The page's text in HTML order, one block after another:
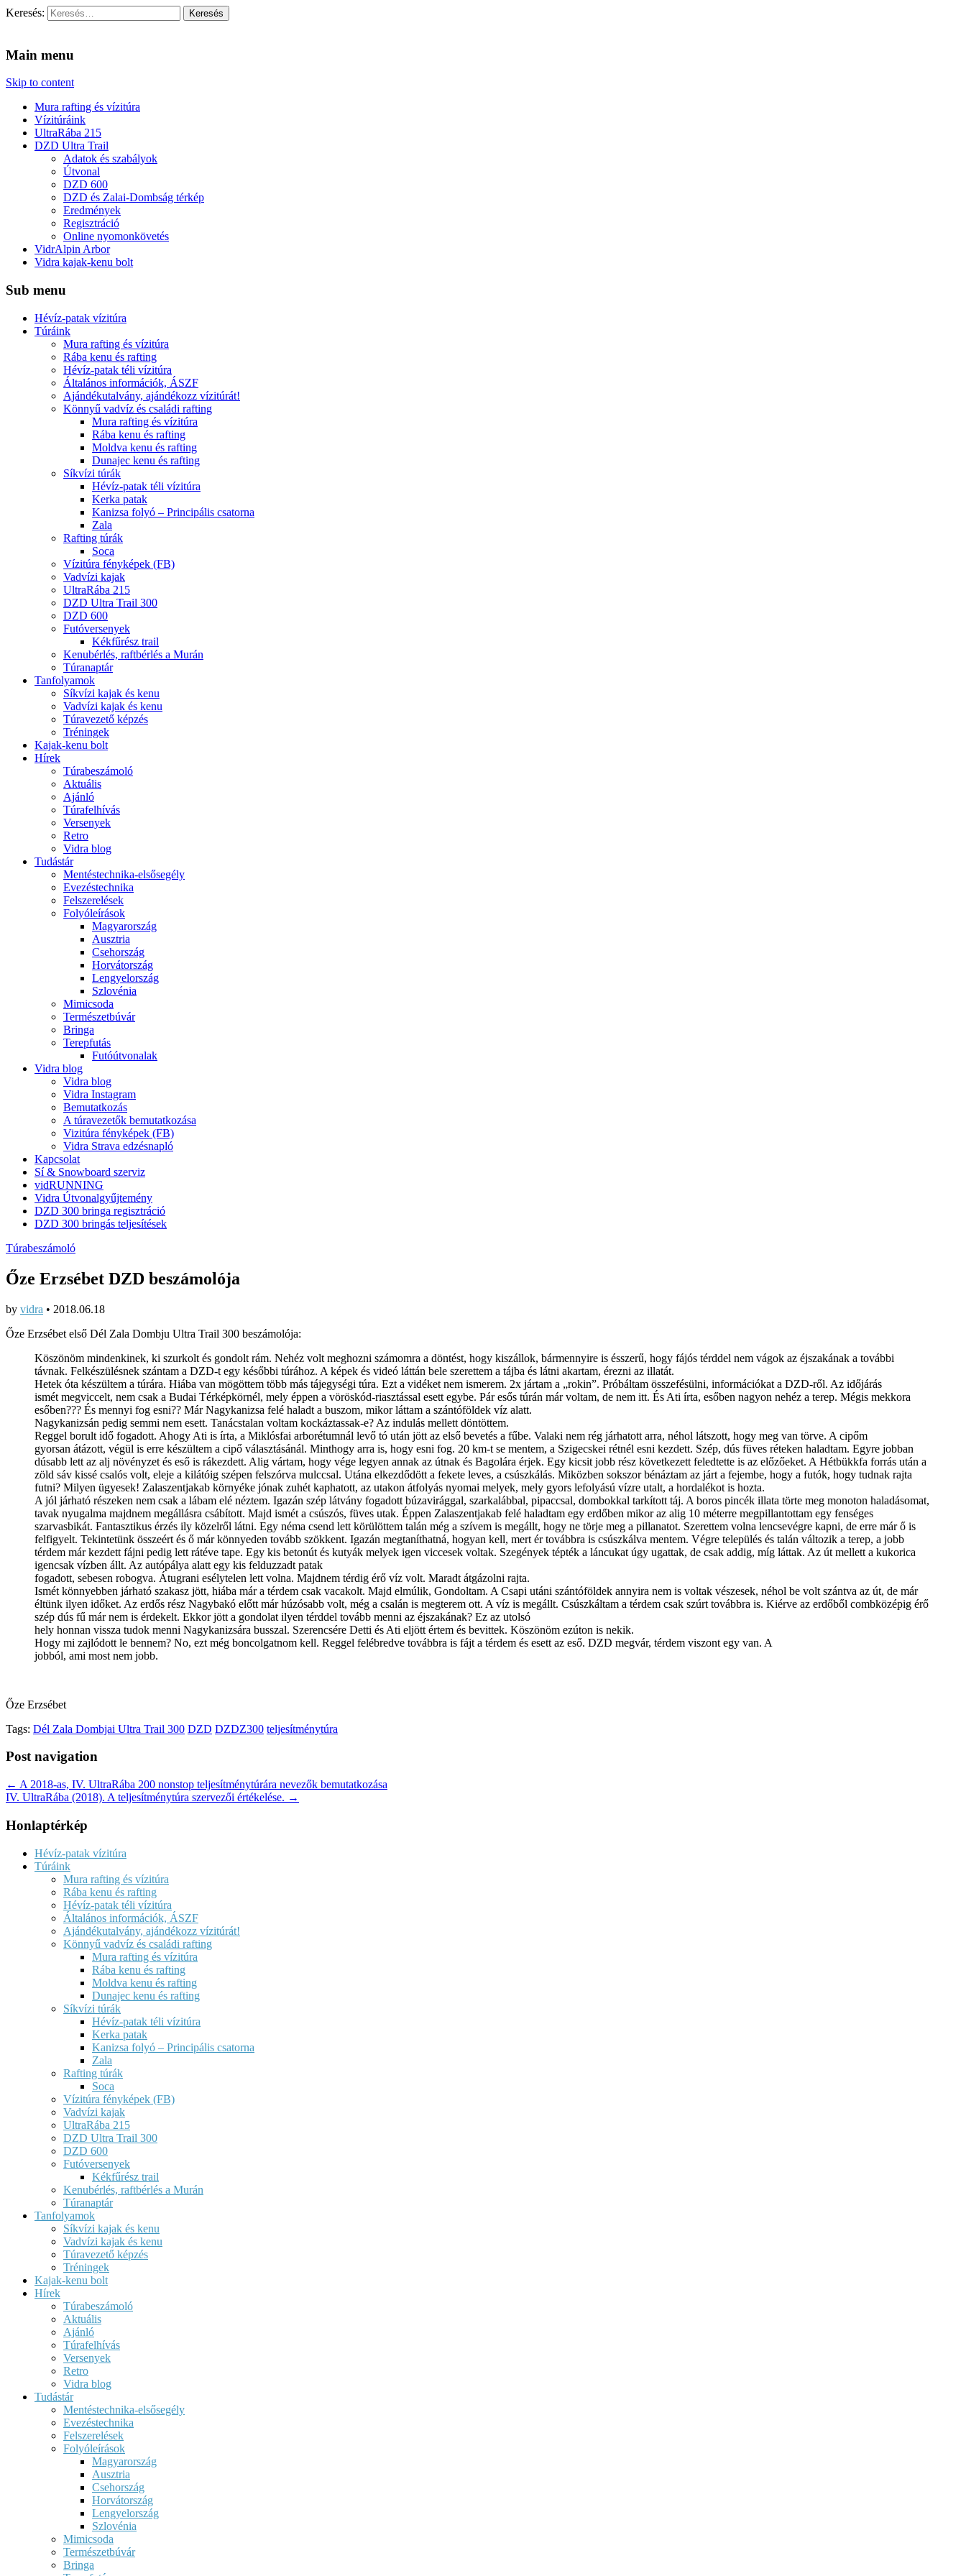
Keresés:
Main menu
Skip to content
Mura rafting és vízitúra
Vízitúráink
UltraRába 215
DZD Ultra Trail
Adatok és szabályok
Útvonal
DZD 600
DZD és Zalai-Dombság térkép
Eredmények
Regisztráció
Online nyomonkövetés
VidrAlpin Arbor
Vidra kajak-kenu bolt
Sub menu
Hévíz-patak vízitúra
Túráink
Mura rafting és vízitúra
Rába kenu és rafting
Hévíz-patak téli vízitúra
Általános információk, ÁSZF
Ajándékutalvány, ajándékozz vízitúrát!
Könnyű vadvíz és családi rafting
Mura rafting és vízitúra
Rába kenu és rafting
Moldva kenu és rafting
Dunajec kenu és rafting
Síkvízi túrák
Hévíz-patak téli vízitúra
Kerka patak
Kanizsa folyó – Principális csatorna
Zala
Rafting túrák
Soca
Vízitúra fényképek (FB)
Vadvízi kajak
UltraRába 215
DZD Ultra Trail 300
DZD 600
Futóversenyek
Kékfűrész trail
Kenubérlés, raftbérlés a Murán
Túranaptár
Tanfolyamok
Síkvízi kajak és kenu
Vadvízi kajak és kenu
Túravezető képzés
Tréningek
Kajak-kenu bolt
Hírek
Túrabeszámoló
Aktuális
Ajánló
Túrafelhívás
Versenyek
Retro
Vidra blog
Tudástár
Mentéstechnika-elsősegély
Evezéstechnika
Felszerelések
Folyóleírások
Magyarország
Ausztria
Csehország
Horvátország
Lengyelország
Szlovénia
Mimicsoda
Természetbúvár
Bringa
Terepfutás
Futóútvonalak
Vidra blog
Vidra blog
Vidra Instagram
Bemutatkozás
A túravezetők bemutatkozása
Vizitúra fényképek (FB)
Vidra Strava edzésnapló
Kapcsolat
Sí & Snowboard szerviz
vidRUNNING
Vidra Útvonalgyűjtemény
DZD 300 bringa regisztráció
DZD 300 bringás teljesítések
Túrabeszámoló
Őze Erzsébet DZD beszámolója
by vidra • 2018.06.18
Őze Erzsébet első Dél Zala Dombju Ultra Trail 300 beszámolója:
Köszönöm mindenkinek, ki szurkolt és gondolt rám. Nehéz volt meghozni számomra a döntést, hogy kiszállok, bármennyire is ésszerű, hogy fájós térddel nem vágok az éjszakának a további
távnak. Felkészülésnek szántam a DZD-t egy későbbi túrához. A képek és videó láttán bele szerettem a tájba és látni akartam, érezni az illatát.
Hetek óta készültem a túrára. Hiába van mögöttem több más tájegységi túra. Ezt a vidéket nem ismerem. 2x jártam a „rokin”. Próbáltam összefésülni, információkat a DZD-ről. Az időjárás
ismét megviccelt, nem csak a Budai Térképkörnél, mely éppen a vöröskód-riasztással esett egybe. Pár esős túrán már voltam, de nem itt. És Ati írta, esőben nagyon nehéz a terep. Mégis mekkora
esőben??? És mennyi fog esni?? Már Nagykanizsa felé haladt a buszom, mikor láttam a szántóföldek víz alatt.
Nagykanizsán pedig semmi nem esett. Tanácstalan voltam kockáztassak-e? Az indulás mellett döntöttem.
Reggel borult idő fogadott. Ahogy Ati is írta, a Miklósfai arborétumnál levő tó után jött az első bevetés a fűbe. Valaki nem rég járhatott arra, néhol látszott, hogy meg van törve. A cipőm
gyorsan átázott, végül is erre készültem a cipő választásánál. Minthogy arra is, hogy esni fog. 20 km-t se mentem, a Szigecskei rétnél esni kezdett. Szép, dús füves réteken haladtam. Egyre jobban
dúsabb lett az alj növényzet és eső is rákezdett. Alig vártam, hogy vége legyen annak az útnak és Bagolára érjek. Egy kicsit jobb rész következett feledtette is az előzőeket. A Hétbükkfa forrás után a
zöld sáv kissé csalós volt, eleje a kilátóig szépen felszórva mulccsal. Utána elkezdődött a fekete leves, a csúszkálás. Miközben sokszor bénáztam az járt a fejembe, hogy a futók, hogy tudnak rajta
futni? Milyen ügyesek! Zalaszentjakab környéke jónak zuhét kaphatott, az utakon átfolyás nyomai melyek, mely gyors lefolyású vízre utalt, a hordalékot is hozta.
A jól járható részeken nem csak a lábam elé néztem. Igazán szép látvány fogadott búzavirággal, szarkalábbal, pipaccsal, dombokkal tarkított táj. A boros pincék illata törte meg monoton haladásomat,
tavak nyugalma majdnem megállásra csábított. Majd ismét a csúszós, füves utak. Éppen Zalaszentjakab felé haladtam egy erdőben mikor az alig 10 méterre megpillantottam egy fenséges
szarvasbikát. Fantasztikus érzés ily közelről látni. Egy néma csend lett körülöttem talán még a szívem is megállt, hogy ne törje meg a pillanatot. Szerettem volna lencsevégre kapni, de erre már ő is
felfigyelt. Tekintetünk összeért és ő már könnyeden tovább szökkent. Igazán megtaníthatná, hogyan kell, mert ér továbbra is csúszkálva mentem. Végre település és talán változik a terep, a jobb
térdem már kezdett fájni pedig lett rátéve tape. Egy kis betonút és kutyák melyek igen viccesek voltak. Szegények tépték a láncukat úgy ugattak, de csak addig, míg láttak. Az út mellett a kukorica
igencsak vízben állt. Az autópálya alatt egy kis felduzzadt patak
fogadott, sebesen robogva. Átugrani esélytelen lett volna. Majdnem térdig érő víz volt. Maradt átgázolni rajta.
Ismét könnyebben járható szakasz jött, hiába már a térdem csak vacakolt. Majd elmúlik, Gondoltam. A Csapi utáni szántóföldek annyira nem is voltak vészesek, néhol be volt szántva az út, de már
éltünk ilyen időket. Az erdős rész Nagybakó előtt már húzósabb volt, még a csalán is megterem ott. A víz is megállt. Csúszkáltam a térdem csak szúrt továbbra is. Kiérve az erdőből combközépig érő
szép dús fű már nem is érdekelt. Ekkor jött a gondolat ilyen térddel tovább menni az éjszakának? Ez az utolsó
hely honnan vissza tudok menni Nagykanizsára busszal. Szerencsére Detti és Ati eljött értem és bevittek. Köszönöm ezúton is nekik.
Hogy mi zajlódott le bennem? No, ezt még boncolgatnom kell. Reggel felébredve továbbra is fájt a térdem és esett az eső. DZD megvár, térdem viszont egy van. A
jobból, ami most nem jobb.
Őze Erzsébet
Tags: Dél Zala Dombjai Ultra Trail 300 DZD DZDZ300 teljesítménytúra
Post navigation
← A 2018-as, IV. UltraRába 200 nonstop teljesítménytúrára nevezők bemutatkozása
IV. UltraRába (2018). A teljesítménytúra szervezői értékelése. →
Honlaptérkép
Hévíz-patak vízitúra
Túráink
Mura rafting és vízitúra
Rába kenu és rafting
Hévíz-patak téli vízitúra
Általános információk, ÁSZF
Ajándékutalvány, ajándékozz vízitúrát!
Könnyű vadvíz és családi rafting
Mura rafting és vízitúra
Rába kenu és rafting
Moldva kenu és rafting
Dunajec kenu és rafting
Síkvízi túrák
Hévíz-patak téli vízitúra
Kerka patak
Kanizsa folyó – Principális csatorna
Zala
Rafting túrák
Soca
Vízitúra fényképek (FB)
Vadvízi kajak
UltraRába 215
DZD Ultra Trail 300
DZD 600
Futóversenyek
Kékfűrész trail
Kenubérlés, raftbérlés a Murán
Túranaptár
Tanfolyamok
Síkvízi kajak és kenu
Vadvízi kajak és kenu
Túravezető képzés
Tréningek
Kajak-kenu bolt
Hírek
Túrabeszámoló
Aktuális
Ajánló
Túrafelhívás
Versenyek
Retro
Vidra blog
Tudástár
Mentéstechnika-elsősegély
Evezéstechnika
Felszerelések
Folyóleírások
Magyarország
Ausztria
Csehország
Horvátország
Lengyelország
Szlovénia
Mimicsoda
Természetbúvár
Bringa